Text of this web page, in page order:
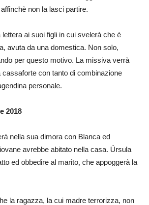
non la lasci partire.
ai suoi figli in cui svelerà che è
avuta da una domestica. Non solo,
per questo motivo. La missiva verrà
cassaforte con tanto di combinazione
personale.
2018
nella sua dimora con Blanca ed
avrebbe abitato nella casa. Úrsula
ed obbedire al marito, che appoggerà la
la ragazza, la cui madre terrorizza, non